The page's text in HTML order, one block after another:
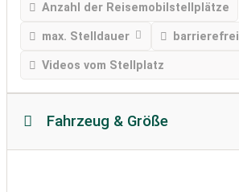
Anzahl der Reisemobilstellplätze
max. Stelldauer barrierefrei
Videos vom Stellplatz
Fahrzeug & Größe